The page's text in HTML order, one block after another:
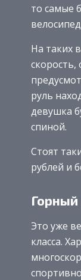
то самые
На таких
руль
девушка
спиной.
Стоят
рублей и
Это уже
класса.